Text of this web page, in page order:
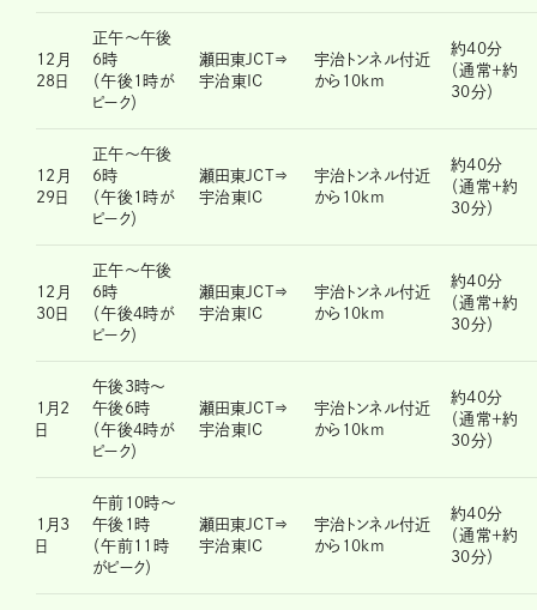
12月
28日
正午～午後
6時
（午後1時が
ピーク）
瀬田東JCT⇒
宇治東IC
宇治トンネル付近
から10km
約40分
（通常＋約
30分）
12月
29日
正午～午後
6時
（午後1時が
ピーク）
瀬田東JCT⇒
宇治東IC
宇治トンネル付近
から10km
約40分
（通常＋約
30分）
12月
30日
正午～午後
6時
（午後4時が
ピーク）
瀬田東JCT⇒
宇治東IC
宇治トンネル付近
から10km
約40分
（通常＋約
30分）
1月2
日
午後3時～
午後6時
（午後4時が
ピーク）
瀬田東JCT⇒
宇治東IC
宇治トンネル付近
から10km
約40分
（通常＋約
30分）
1月3
日
午前10時～
午後1時
（午前11時
がピーク）
瀬田東JCT⇒
宇治東IC
宇治トンネル付近
から10km
約40分
（通常＋約
30分）